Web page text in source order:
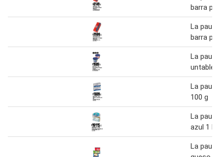
barra
La
barra
La
untable
La
100 g
La
azul 1 kg
La